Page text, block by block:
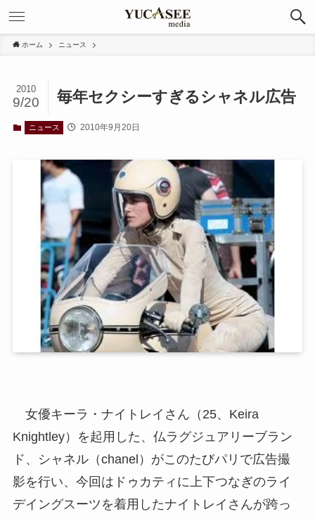
ホーム ニュース
毎年セクシーすぎるシャネル広告
2010
9/20
ニュース 2010年9月20日
女優キーラ・ナイトレイさん（25、Keira
Knightley）を起用した、仏ラグジュアリーブラン
ド、シャネル（chanel）がこのたびパリで広告撮
影を行い、今回はドゥカティに上下つなぎのライ
デイングスーツを着用したナイトレイさんが跨っ